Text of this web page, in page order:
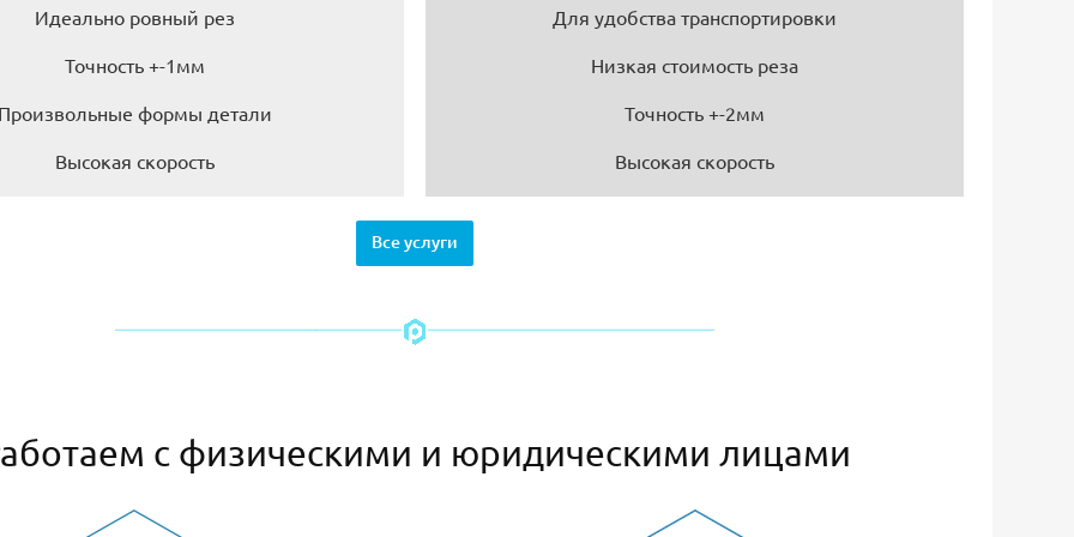
Идеально ровный рез
Точность +-1мм
формы детали
Высокая скорость
Для удобства транспортировки
Низкая стоимость реза
Точность +-2мм
Высокая скорость
Все услуги
с физическими и юридическими лицами